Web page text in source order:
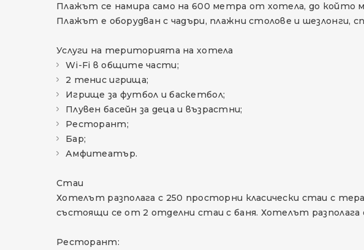
Плажът се намира само на 600 метра от хотела, до който
Плажът е оборудван с чадъри, плажни столове и шезлонги,
Услуги на територията на хотела
Wi-Fi в общите части;
2 тенис игрища;
Игрище за футбол и баскетбол;
Плувен басейн за деца и възрастни;
Ресторант;
Бар;
Амфитеатър.
Стаи
Хотелът разполага с 250 просторни класически стаи с
състоящи се от 2 отделни стаи с баня. Хотелът
Ресторант: